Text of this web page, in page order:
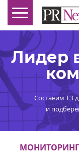
Лидер
Составим ТЗ
и